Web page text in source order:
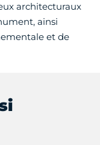
architecturaux
ainsi
et de